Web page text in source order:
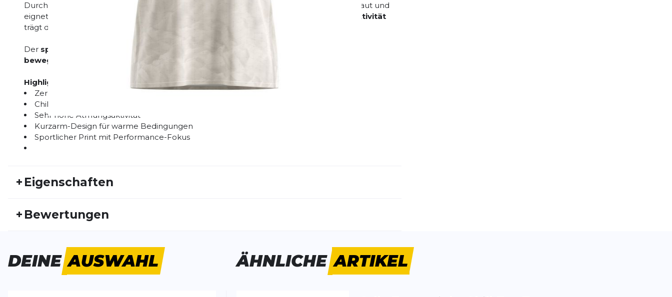
Durch die ultraleichte Zeroweight Konstruktion
liegt das Shirt kaum spürbar auf der Haut und
eignet sich ideal für Trainingseinheiten bei warmen Temperaturen. Die
hohe Atmungsaktivität
trägt dazu bei, ein angenehm trockenes und ausgeglichenes Körperklima zu bewahren.
Der sportliche Print
bewegungsfreundliche Schnitt
volle Freiheit bei jeder Aktivität ermöglicht.
Highlights:
Zeroweight Konstruktion für minimales Gewicht
Chill-Tec Material mit aktiver Kühlung
Sehr hohe Atmungsaktivität
Kurzarm-Design für warme Bedingungen
Sportlicher Print mit Performance-Fokus
+ Eigenschaften
Geschlecht:
+ Bewertungen
Bisher hat noch niemand dieses Produkt bewertet.
SCHREIBE EINE BEWERTUNG
DEINEAUSWAHL ÄHNLICHEARTIKEL